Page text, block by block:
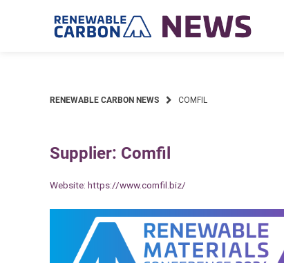
RENEWABLE CARBON NEWS COMFIL
Supplier: Comfil
Website: https://www.comfil.biz/